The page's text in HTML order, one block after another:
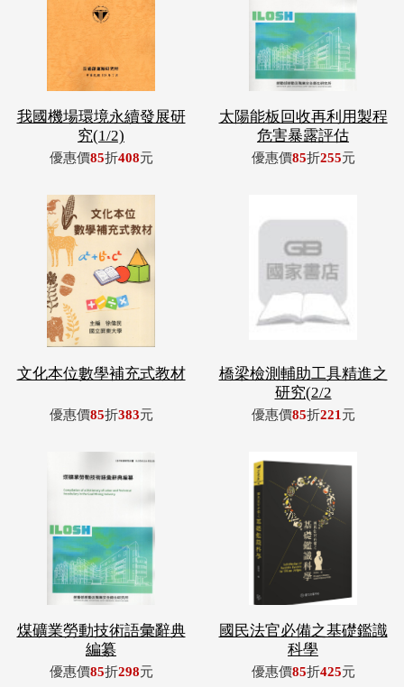
我國機場環境永續發展研
究(1/2)
優惠價85折408元
太陽能板回收再利用製程
危害暴露評估
優惠價85折255元
文化本位數學補充式教材
優惠價85折383元
橋梁檢測輔助工具精進之
研究(2/2
優惠價85折221 元
煤礦業勞動技術語彙辭典
編纂
優惠價85折298元
國民法官必備之基礎鑑識
科學
優惠價85折425元